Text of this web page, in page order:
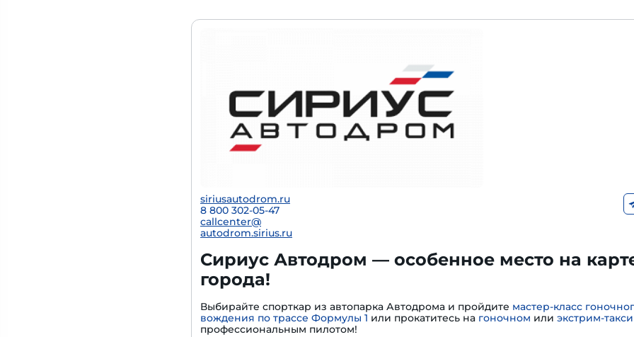
siriusautodrom.ru
8 800 302-05-47
callcenter@
autodrom.sirius.ru
Сириус Автодром — особенное место на
города!
Выбирайте спорткар из автопарка Автодрома и пройдите мастер-класс
вождения по трассе Формулы 1 или прокатитесь на гоночном или экстрим-такси
профессиональным пилотом!